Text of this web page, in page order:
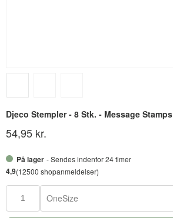
Djeco Stempler - 8 Stk. - Message Stamps
54,95 kr.
På lager - Sendes indenfor 24 timer
4,9(12500 shopanmeldelser)
OneSize